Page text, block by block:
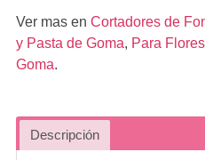
Ver mas en Cortadores de
y Pasta de Goma, Para
Goma.
Descripción